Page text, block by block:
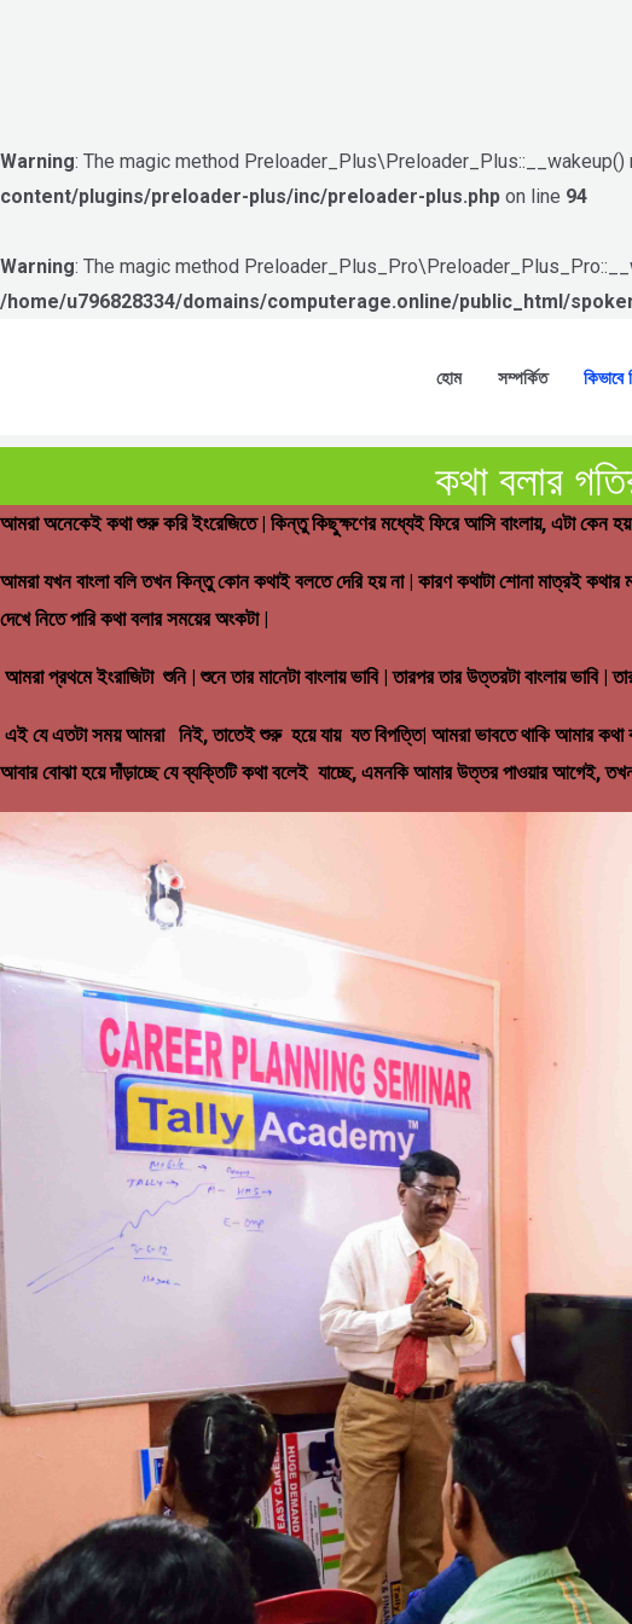
Warning: The magic method
content/plugins/preloader-plus/inc/preloader-plus.php on line 94
Warning: The magic method
/home/u796828334/domains/computerage.online/public_html/
হোম সম্পর্কিত কিভাবে
কথা বলার
আমরা অনেকেই কথা শুরু করি ইংরেজিতে | কিন্তু কিছুক্ষণের মধ্যেই ফিরে আসি বাংলায়, এটা কেন
আমরা যখন বাংলা বলি তখন কিন্তু কোন কথাই বলতে দেরি হয় না | কারণ কথাটা শোনা মাত্রই
দেখে নিতে পারি কথা বলার সময়ের অংকটা |
আমরা প্রথমে ইংরাজিটা শুনি | শুনে তার মানেটা বাংলায় ভাবি | তারপর তার উত্তরটা বাংলায়
এই যে এতটা সময় আমরা নিই, তাতেই শুরু হয়ে যায় যত বিপত্তি| আমরা ভাবতে থাকি আমার কথা
আবার বোঝা হয়ে দাঁড়াচ্ছে যে ব্যক্তিটি কথা বলেই যাচ্ছে, এমনকি আমার উত্তর পাওয়ার আগেই,